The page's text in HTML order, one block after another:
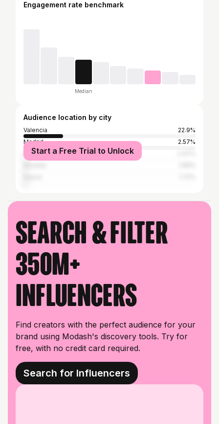
Engagement rate benchmark
Median
Audience location by city
Valencia
22.9%
Madrid
2.57%
Barcelona
Start a Free Trial to Unlock
Search & filter
350M+
influencers
Find creators with the perfect audience for your
brand using Modash's discovery tools. Try for
free, with no credit card required.
Search for Influencers